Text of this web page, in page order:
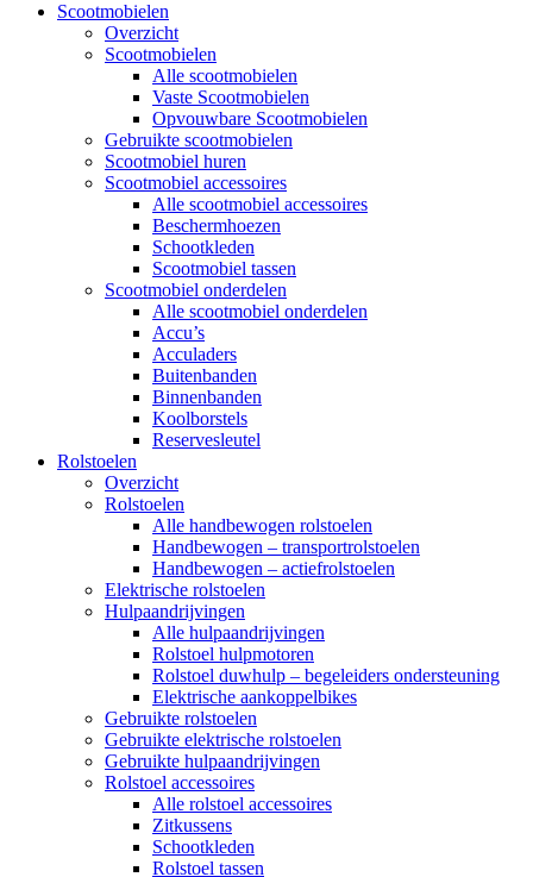
Scootmobielen
Overzicht
Scootmobielen
Alle scootmobielen
Vaste Scootmobielen
Opvouwbare Scootmobielen
Gebruikte scootmobielen
Scootmobiel huren
Scootmobiel accessoires
Alle scootmobiel accessoires
Beschermhoezen
Schootkleden
Scootmobiel tassen
Scootmobiel onderdelen
Alle scootmobiel onderdelen
Accu’s
Acculaders
Buitenbanden
Binnenbanden
Koolborstels
Reservesleutel
Rolstoelen
Overzicht
Rolstoelen
Alle handbewogen rolstoelen
Handbewogen – transportrolstoelen
Handbewogen – actiefrolstoelen
Elektrische rolstoelen
Hulpaandrijvingen
Alle hulpaandrijvingen
Rolstoel hulpmotoren
Rolstoel duwhulp – begeleiders ondersteuning
Elektrische aankoppelbikes
Gebruikte rolstoelen
Gebruikte elektrische rolstoelen
Gebruikte hulpaandrijvingen
Rolstoel accessoires
Alle rolstoel accessoires
Zitkussens
Schootkleden
Rolstoel tassen